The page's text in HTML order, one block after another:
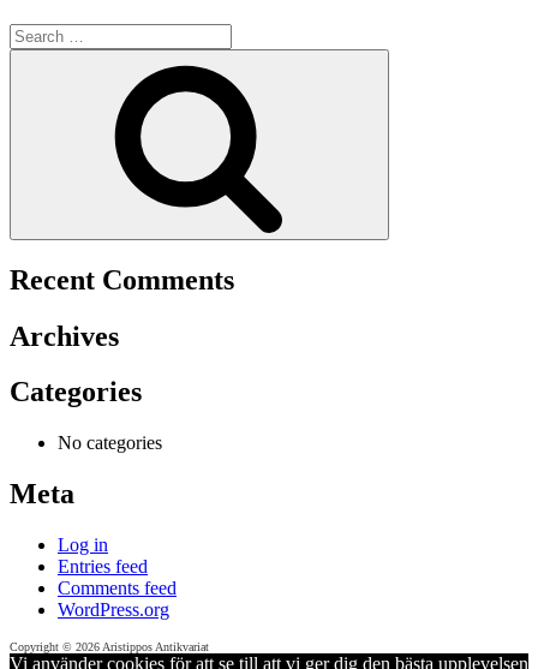
Search
for:
Recent Comments
Archives
Categories
No categories
Meta
Log in
Entries feed
Comments feed
WordPress.org
Copyright © 2026 Aristippos Antikvariat
Vi använder cookies för att se till att vi ger dig den bästa upplevelsen